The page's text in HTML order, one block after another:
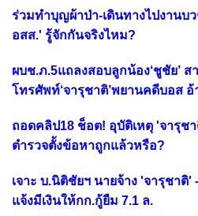
ร่วมทำบุญผ้าป่า-เดินทางไปงานบ
อสส.' รู้จักกันจริงไหม?
ผบช.ภ.5แถลงสอบลูกน้อง‘ชูชัย’ ส
โทรศัพท์‘จารุชาติ’พยานคดีบอส อ้
ถอดคลิป18 ช็อต! อุบัติเหตุ 'จารุช
ตำรวจตั้งข้อหาถูกแล้วหรือ?
เจาะ บ.นิติชัยฯ นายจ้าง 'จารุชาติ'
แจ้งมีเงินให้กก.กู้ยืม 7.1 ล.